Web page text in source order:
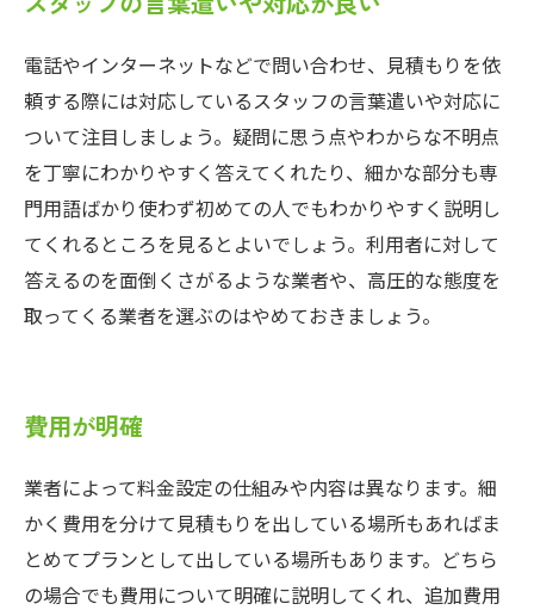
電話やインターネットなどで問い合わせ、見積もりを依
頼する際には対応しているスタッフの言葉遣いや対応に
ついて注目しましょう。疑問に思う点やわからな不明点
を丁寧にわかりやすく答えてくれたり、細かな部分も専
門用語ばかり使わず初めての人でもわかりやすく説明し
てくれるところを見るとよいでしょう。利用者に対して
答えるのを面倒くさがるような業者や、高圧的な態度を
取ってくる業者を選ぶのはやめておきましょう。
費用が明確
業者によって料金設定の仕組みや内容は異なります。細
かく費用を分けて見積もりを出している場所もあればま
とめてプランとして出している場所もあります。どちら
の場合でも費用について明確に説明してくれ、追加費用